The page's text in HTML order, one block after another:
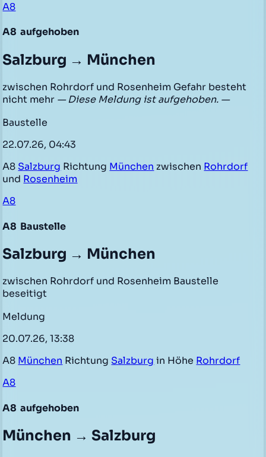
A8
A8 aufgehoben
Salzburg → München
zwischen Rohrdorf und Rosenheim Gefahr besteht
nicht mehr — Diese Meldung ist aufgehoben. —
Baustelle
22.07.26, 04:43
A8 Salzburg Richtung München zwischen Rohrdorf
und Rosenheim
A8
A8 Baustelle
Salzburg → München
zwischen Rohrdorf und Rosenheim Baustelle
beseitigt
Meldung
20.07.26, 13:38
A8 München Richtung Salzburg in Höhe Rohrdorf
A8
A8 aufgehoben
München → Salzburg